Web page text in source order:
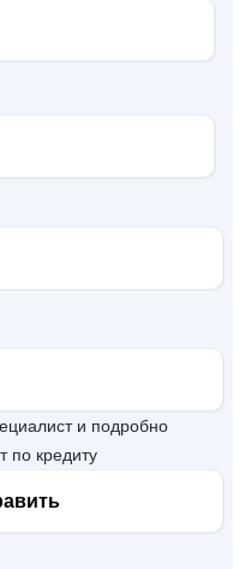
и подробно
по кредиту